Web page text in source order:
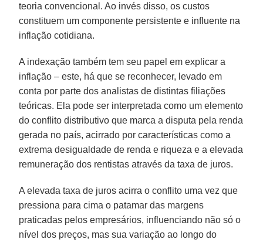
teoria convencional. Ao invés disso, os custos
constituem um componente persistente e influente na
inflação cotidiana.
A indexação também tem seu papel em explicar a
inflação – este, há que se reconhecer, levado em
conta por parte dos analistas de distintas filiações
teóricas. Ela pode ser interpretada como um elemento
do conflito distributivo que marca a disputa pela renda
gerada no país, acirrado por características como a
extrema desigualdade de renda e riqueza e a elevada
remuneração dos rentistas através da taxa de juros.
A elevada taxa de juros acirra o conflito uma vez que
pressiona para cima o patamar das margens
praticadas pelos empresários, influenciando não só o
nível dos preços, mas sua variação ao longo do